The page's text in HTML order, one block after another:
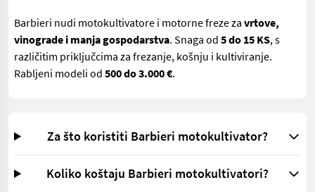
Barbieri nudi motokultivatore i motorne freze za vrtove,
vinograde i manja gospodarstva. Snaga od 5 do 15 KS, s
različitim priključcima za frezanje, košnju i kultiviranje.
Rabljeni modeli od 500 do 3.000 €.
Za što koristiti Barbieri motokultivator?
Koliko koštaju Barbieri motokultivatori?